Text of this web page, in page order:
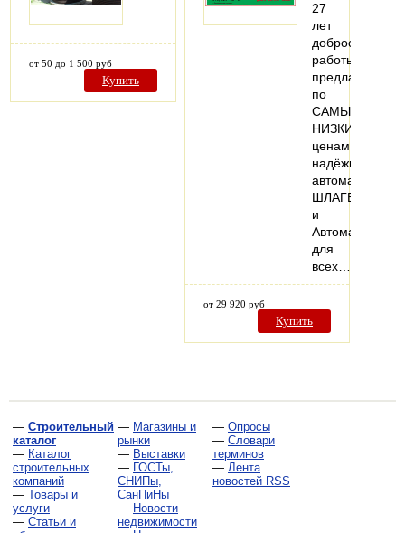
от 50 до 1 500 руб
Купить
27
лет
работы)
предлагает
по
САМЫМ
НИЗКИМ
ценам
надёжные
ШЛАГБАУМЫ
и
Автоматику
для
всех…
от 29 920 руб
Купить
— Строительный
каталог
— Каталог
строительных
компаний
— Товары и
услуги
— Статьи и
— Магазины и
рынки
— Выставки
— ГОСТы,
СНИПы,
СанПиНы
— Новости
недвижимости
— Опросы
— Словари
терминов
— Лента
новостей RSS